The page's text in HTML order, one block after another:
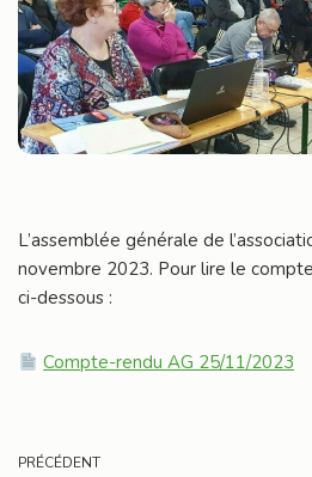
L’assemblée générale de
novembre 2023. Pour lire le
ci-dessous :
Compte-rendu AG 25/11/2023
PRÉCÉDENT